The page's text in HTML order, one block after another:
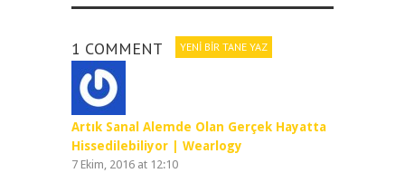
1 COMMENT YENI BIR TANE YAZ
Artık Sanal Alemde Olan Gerçek Hayatta
Hissedilebiliyor | Wearlogy
7 Ekim, 2016 at 12:10